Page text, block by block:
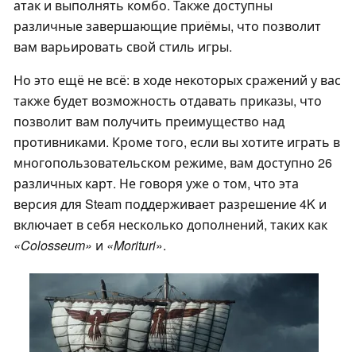
атак и выполнять комбо. Также доступны
различные завершающие приёмы, что позволит
вам варьировать свой стиль игры.
Но это ещё не всё: в ходе некоторых сражений у вас
также будет возможность отдавать приказы, что
позволит вам получить преимущество над
противниками. Кроме того, если вы хотите играть в
многопользовательском режиме, вам доступно 26
различных карт. Не говоря уже о том, что эта
версия для Steam поддерживает разрешение 4K и
включает в себя несколько дополнений, таких как
«Colosseum» и «Morituri».